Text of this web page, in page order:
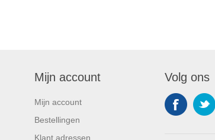
Mijn account
Mijn account
Bestellingen
Klant adressen
Volg ons